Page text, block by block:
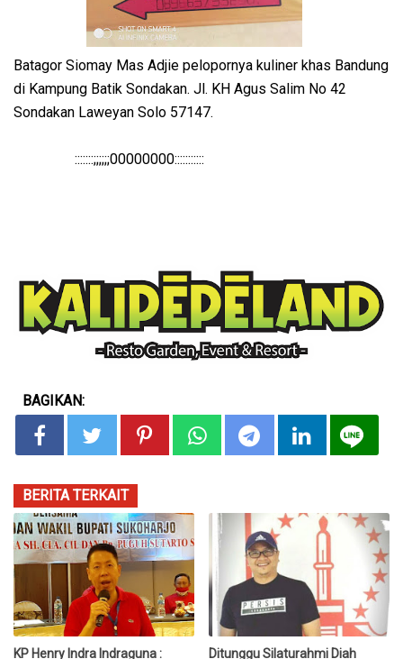
Batagor Siomay Mas Adjie pelopornya kuliner khas Bandung
di Kampung Batik Sondakan. Jl. KH Agus Salim No 42
Sondakan Laweyan Solo 57147.
:::::::;;;;;;00000000:::::::::::
BAGIKAN:
BERITA TERKAIT
KP Henry Indra Indraguna :
Ditunggu Silaturahmi Diah